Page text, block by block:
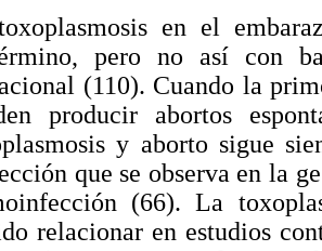
en el
pero no así con
(110). Cuando la
producir abortos
y aborto sigue
que se observa en la
(66). La
relacionar en estudios